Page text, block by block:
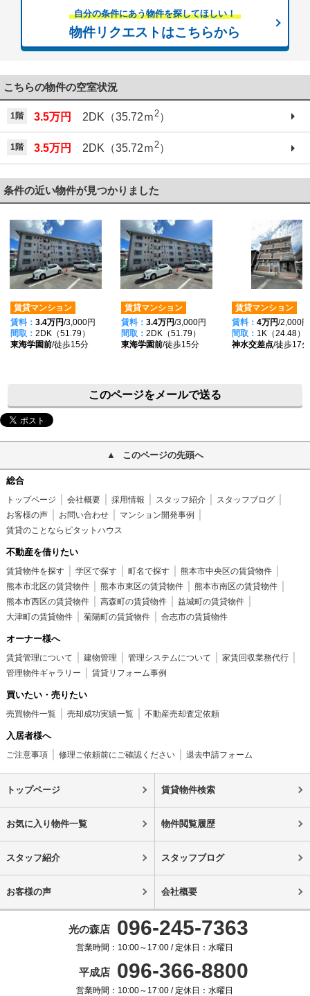
自分の条件にあう物件を探してほしい！
物件リクエストはこちらから
こちらの物件の空室状況
1階 3.5万円 2DK（35.72ｍ2）
1階 3.5万円 2DK（35.72ｍ2）
条件の近い物件が見つかりました
賃貸マンション
賃料： 3.4万円/3,000円
間取： 2DK（51.79）
東海学園前/徒歩15分
賃貸マンション
賃料： 3.4万円/3,000円
間取： 2DK（51.79）
東海学園前/徒歩15分
賃貸マンション
賃料： 4万円/2,000円
間取： 1K（24.48）
神水交差点/徒歩17分
このページをメールで送る
このページの先頭へ
総合
トップページ 会社概要 採用情報 スタッフ紹介
スタッフブログ
お客様の声
お問い合わせ
マンション開発事例
賃貸のことならピタットハウス
不動産を借りたい
賃貸物件を探す 学区で探す 町名で探す
熊本市中央区の賃貸物件
熊本市北区の賃貸物件
熊本市東区の賃貸物件
熊本市南区の賃貸物件
熊本市西区の賃貸物件
高森町の賃貸物件
益城町の賃貸物件
大津町の賃貸物件
菊陽町の賃貸物件 合志市の賃貸物件
オーナー様へ
賃貸管理について 建物管理 管理システムについて
家賃回収業務代行
管理物件ギャラリー
賃貸リフォーム事例
買いたい・売りたい
売買物件一覧 売却成功実績一覧 不動産売却査定依頼
入居者様へ
ご注意事項 修理ご依頼前にご確認ください 退去申請フォーム
トップページ 賃貸物件検索
お気に入り物件一覧 物件閲覧履歴
スタッフ紹介 スタッフブログ
お客様の声 会社概要
光の森店 096-245-7363
営業時間：10:00～17:00 / 定休日：水曜日
平成店 096-366-8800
営業時間：10:00～17:00 / 定休日：水曜日